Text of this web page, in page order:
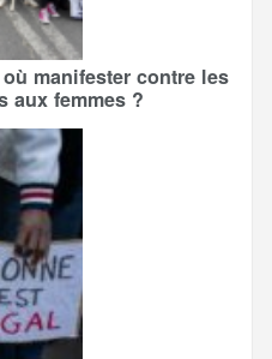
manifester contre les
aux femmes ?